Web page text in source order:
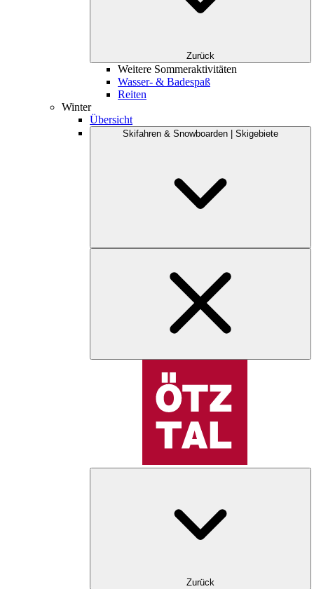
Zurück
Weitere Sommeraktivitäten
Wasser- & Badespaß
Reiten
Winter
Übersicht
Skifahren & Snowboarden | Skigebiete
Zurück